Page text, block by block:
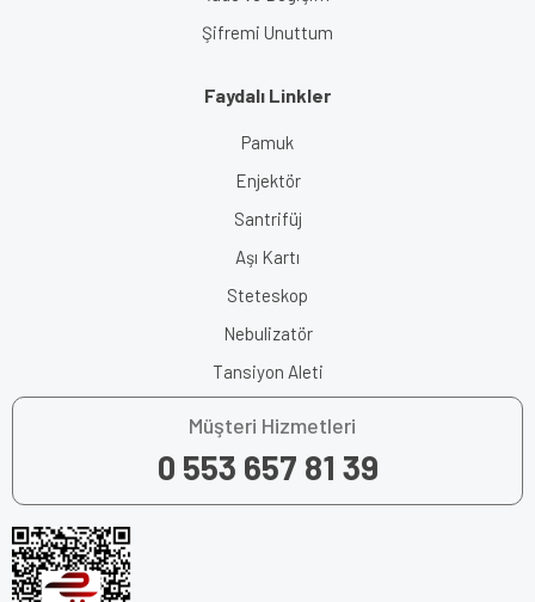
Şifremi Unuttum
Faydalı Linkler
Pamuk
Enjektör
Santrifüj
Aşı Kartı
Steteskop
Nebulizatör
Tansiyon Aleti
Müşteri Hizmetleri
0 553 657 81 39